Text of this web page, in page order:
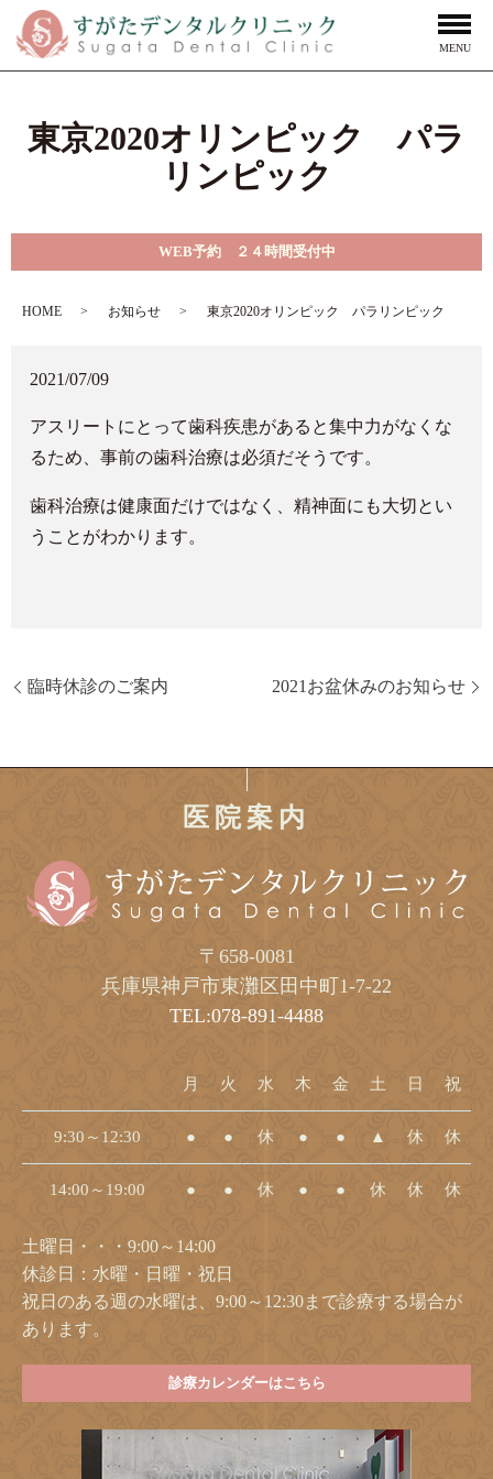
MENU
東京2020オリンピック パラ
リンピック
WEB予約 ２４時間受付中
HOME お知らせ 東京2020オリンピック パラリンピック
2021/07/09
アスリートにとって歯科疾患があると集中力がなくな
るため、事前の歯科治療は必須だそうです。
歯科治療は健康面だけではなく、精神面にも大切とい
うことがわかります。
臨時休診のご案内 2021お盆休みのお知らせ
医院案内
〒658-0081
兵庫県神戸市東灘区田中町1-7-22
TEL:078-891-4488
月 火 水 木 金 土 日 祝
9:30～12:30 ● ● 休 ● ● ▲ 休 休
14:00～19:00 ● ● 休 ● ● 休 休 休
土曜日・・・9:00～14:00
休診日：水曜・日曜・祝日
祝日のある週の水曜は、9:00～12:30まで診療する場合が
あります。
診療カレンダーはこちら